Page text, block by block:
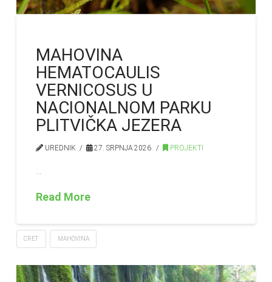
MAHOVINA
HEMATOCAULIS
VERNICOSUS U
NACIONALNOM PARKU
PLITVIČKA JEZERA
UREDNIK 27. SRPNJA 2026. PROJEKTI
Read More
CRET MAHOVINA